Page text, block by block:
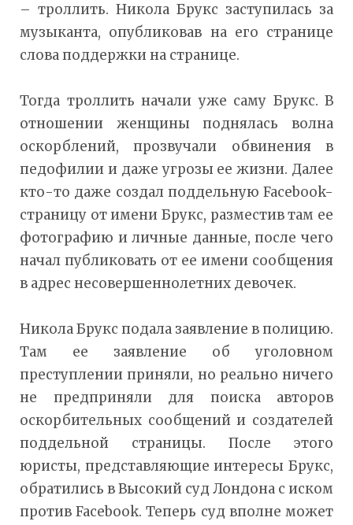
– троллить. Никола Брукс заступилась за
музыканта, опубликовав на его странице
слова поддержки на странице.
Тогда троллить начали уже саму Брукс. В
отношении женщины поднялась волна
оскорблений, прозвучали обвинения в
педофилии и даже угрозы ее жизни. Далее
кто-то даже создал поддельную Facebook-
страницу от имени Брукс, разместив там ее
фотографию и личные данные, после чего
начал публиковать от ее имени сообщения
в адрес несовершеннолетних девочек.
Никола Брукс подала заявление в полицию.
Там ее заявление об уголовном
преступлении приняли, но реально ничего
не предприняли для поиска авторов
оскорбительных сообщений и создателей
поддельной страницы. После этого
юристы, представляющие интересы Брукс,
обратились в Высокий суд Лондона с иском
против Facebook. Теперь суд вполне может